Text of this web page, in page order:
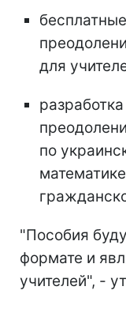
для
по
"Пособия
формате и
учителей", -